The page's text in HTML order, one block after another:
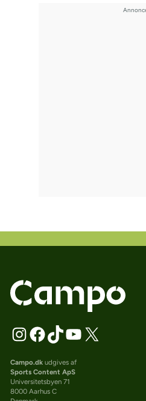
Campo.dkudgives af
Sports Content ApS
Universitetsbyen 71
8000 Aarhus C